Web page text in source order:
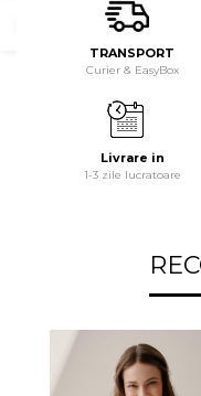
TRANSPORT
Curier & EasyBox
Livrare in
1-3 zile lucratoare